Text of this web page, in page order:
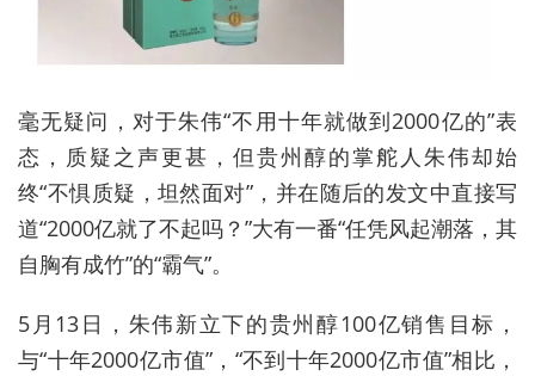
毫无疑问，对于朱伟“不用十年就做到2000亿的”表
态，质疑之声更甚，但贵州醇的掌舵人朱伟却始
终“不惧质疑，坦然面对”，并在随后的发文中直接写
道“2000亿就了不起吗？”大有一番“任凭风起潮落，其
自胸有成竹”的“霸气”。
5月13日，朱伟新立下的贵州醇100亿销售目标，
与“十年2000亿市值”，“不到十年2000亿市值”相比，